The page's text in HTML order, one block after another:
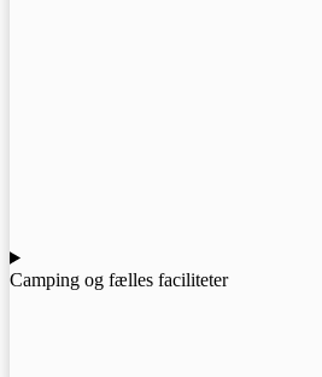
Camping og fælles faciliteter